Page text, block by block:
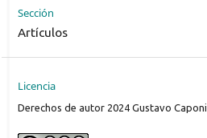
Sección
Artículos
Licencia
Derechos de autor 2024 Gustavo Caponi